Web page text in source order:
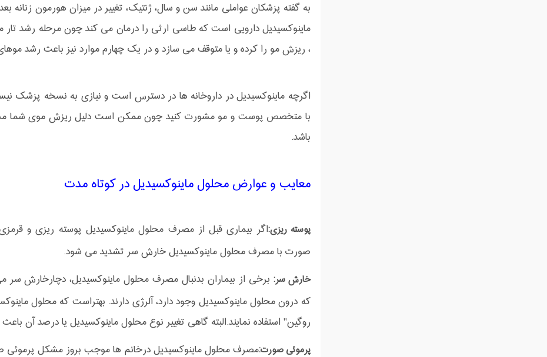
به گفته پزشکان عواملی مانند سن و سال، ژنتیک، تغییر در میزان هورمون
ماینوکسیدیل دارویی است که طاسی ارثی را درمان می کند چون مرحله رشد تار
، ریزش مو را کرده و یا متوقف می سازد و در یک چهارم موارد نیز باعث رشد
اگرچه ماینوکسیدیل در داروخانه ها در دسترس است و نیازی به نسخه پزشک
با متخصص پوست و مو مشورت کنید چون ممکن است دلیل ریزش موی شما
باشد.
معایب و عوارض محلول ماینوکسیدیل در کوتاه مدت
پوسته ریزی:اگر بیماری قبل از مصرف محلول ماینوکسیدیل پوسته ریزی و
صورت با مصرف محلول ماینوکسیدیل خارش سر تشدید می شود.
خارش سر: برخی از بیماران بدنبال مصرف محلول ماینوکسیدیل، دچارخارش سر
که درون محلول ماینوکسیدیل وجود دارد، آلرژی دارند. بهتراست که محلول
روگین" استفاده نمایند.البته گاهی تغییر نوع محلول ماینوکسیدیل یا درصد آن
پرموئی صورت:مصرف محلول ماینوکسیدیل درخانم ها موجب بروز مشکل